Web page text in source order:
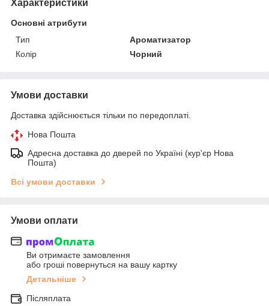
Характеристики
Основні атрибути
Тип
Ароматизатор
Колір
Чорний
Умови доставки
Доставка здійснюється тільки по передоплаті.
Нова Пошта
Адресна доставка до дверей по Україні (кур'єр Нова
Пошта)
Всі умови доставки
Умови оплати
Ви отримаєте замовлення
або гроші повернуться на вашу картку
Детальніше
Післяплата